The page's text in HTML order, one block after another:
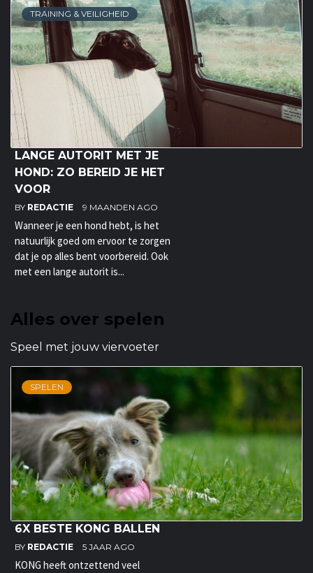
TRAINING & VEILIGHEID
LANGE AUTORIT MET JE
HOND: ZO BEREID JE HET
VOOR
BY REDACTIE 9 MAANDEN AGO
Wanneer je een hond hebt, is het
natuurlijk goed om ervoor te zorgen
dat je op alles bent voorbereid. Ook
met een lange autorit is...
Alles over spelen
Speel met jouw viervoeter
SPELEN
6X BESTE KONG BALLEN
BY REDACTIE 5 JAAR AGO
KONG heeft ontzettend veel